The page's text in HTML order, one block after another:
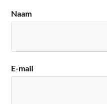
Naam
E-mail